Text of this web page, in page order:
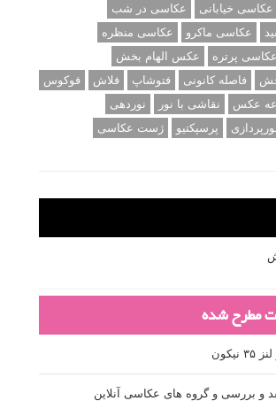
عکاسی خیابانی
عکاسی در شب
عکاسی ماکرو
عکاسی منظره
عکاسی پرتره
عکس الهام بخش
فاصله کانونی فتوشاپ فلاش
فوکوس
عکس نقاشی با نور
نوردهی
پرسپکتیو ژست عکاسی
مطرح شده
و بررسی و گروه های عکاسی آنلاین